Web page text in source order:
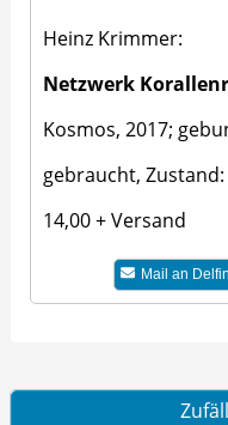
Heinz Krimmer:
Netzwerk
Kosmos, 2017;
gebraucht, Zustand:
14,00 + Versand
Mail an